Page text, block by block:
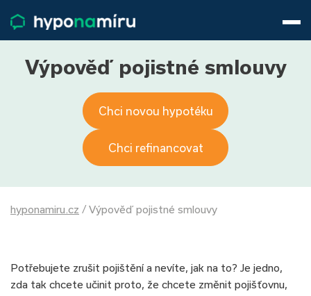
Životní pojištění
Pojištění nemovitosti
O nás
800 688 388
Přihlásit
Výpověď pojistné smlouvy
Chci novou hypotéku
Chci refinancovat
hyponamiru.cz / Výpověď pojistné smlouvy
Potřebujete zrušit pojištění a nevíte, jak na to? Je jedno,
zda tak chcete učinit proto, že chcete změnit pojišťovnu,